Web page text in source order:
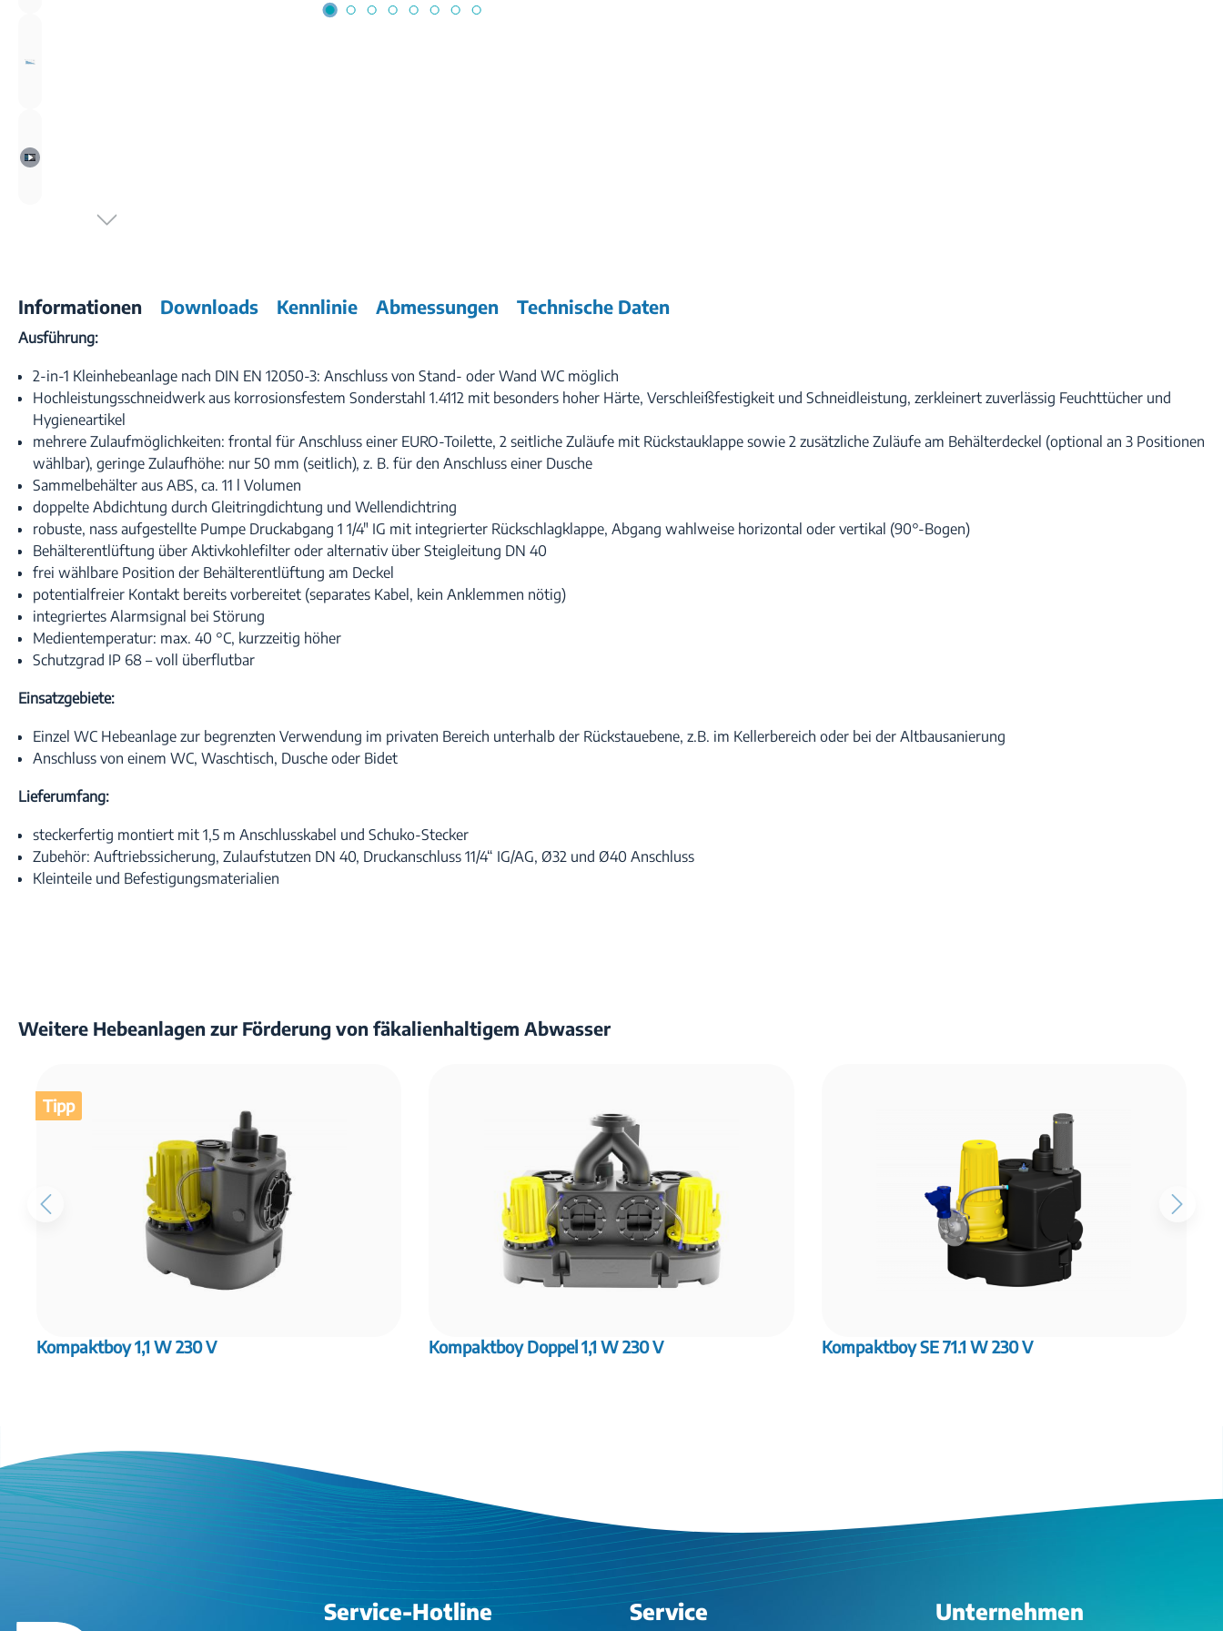
Informationen Downloads Kennlinie Abmessungen Technische Daten
Ausführung:
2-in-1 Kleinhebeanlage nach DIN EN 12050-3: Anschluss von Stand- oder Wand WC möglich
Hochleistungsschneidwerk aus korrosionsfestem Sonderstahl 1.4112 mit besonders hoher Härte, Verschleißfestigkeit und Schneidleistung, zerkleinert zuverlässig Feuchttücher und
Hygieneartikel
mehrere Zulaufmöglichkeiten: frontal für Anschluss einer EURO-Toilette, 2 seitliche Zuläufe mit Rückstauklappe sowie 2 zusätzliche Zuläufe am Behälterdeckel (optional an 3 Positionen
wählbar), geringe Zulaufhöhe: nur 50 mm (seitlich), z. B. für den Anschluss einer Dusche
Sammelbehälter aus ABS, ca. 11 l Volumen
doppelte Abdichtung durch Gleitringdichtung und Wellendichtring
robuste, nass aufgestellte Pumpe Druckabgang 1 1/4" IG mit integrierter Rückschlagklappe, Abgang wahlweise horizontal oder vertikal (90°-Bogen)
Behälterentlüftung über Aktivkohlefilter oder alternativ über Steigleitung DN 40
frei wählbare Position der Behälterentlüftung am Deckel
potentialfreier Kontakt bereits vorbereitet (separates Kabel, kein Anklemmen nötig)
integriertes Alarmsignal bei Störung
Medientemperatur: max. 40 °C, kurzzeitig höher
Schutzgrad IP 68 – voll überflutbar
Einsatzgebiete:
Einzel WC Hebeanlage zur begrenzten Verwendung im privaten Bereich unterhalb der Rückstauebene, z.B. im Kellerbereich oder bei der Altbausanierung
Anschluss von einem WC, Waschtisch, Dusche oder Bidet
Lieferumfang:
steckerfertig montiert mit 1,5 m Anschlusskabel und Schuko-Stecker
Zubehör: Auftriebssicherung, Zulaufstutzen DN 40, Druckanschluss 11/4“ IG/AG, Ø32 und Ø40 Anschluss
Kleinteile und Befestigungsmaterialien
Weitere Hebeanlagen zur Förderung von fäkalienhaltigem Abwasser
Tipp
Kompaktboy 1,1 W 230 V Kompaktboy Doppel 1,1 W 230 V Kompaktboy SE 71.1 W 230 V
Service-Hotline Service Unternehmen